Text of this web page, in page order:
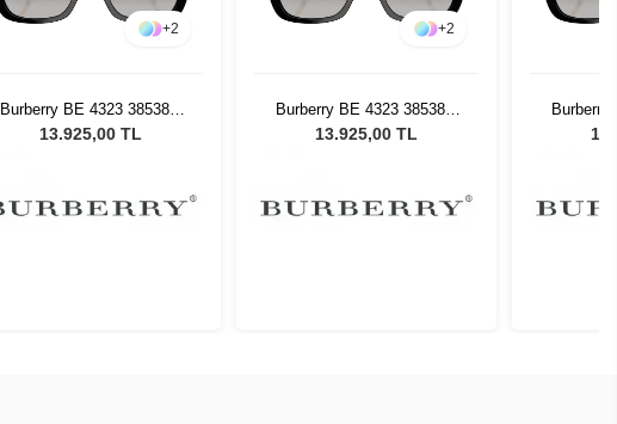
+2
Burberry BE 4323 38538G
54 Kadın Güneş Gözlüğü
13.925,00 TL
+2
Burberry BE 4323 38538G
54 Kadın Güneş Gözlüğü
13.925,00 TL
Burberry
54